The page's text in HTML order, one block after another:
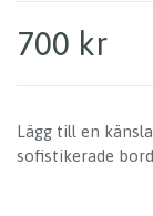
700 kr
Lägg till en
sofistikerade